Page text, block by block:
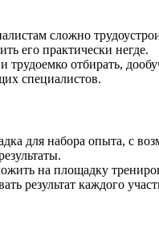
сложно
его практически негде.
трудоемко отбирать,
специалистов.
для набора опыта, с
на площадку
результат каждого